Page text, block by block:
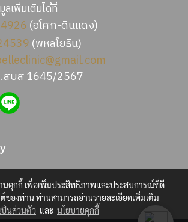
เพิ่มเติมได้ที่
(อโศก-ดินแดง)
(พหลโยธิน)
สบส 1645/2567
านคุกกี้ เพื่อเพิ่มประสิทธิภาพและประสบการณ์ที่ดี
ต์ของท่าน ท่านสามารถอ่านรายละเอียดเพิ่มเติม
ป็นส่วนตัว และ นโยบายคุกกี้